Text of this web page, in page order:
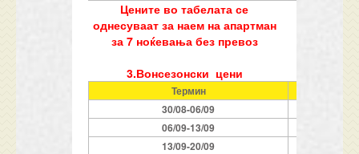
Цените во табелата се
однесуваат за наем на апартман
за 7 ноќевања без превоз
3.Вонсезонски цени
Термин
30/08-06/09
06/09-13/09
13/09-20/09